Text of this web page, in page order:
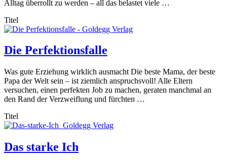
Alltag überrollt zu werden – all das belastet viele …
Titel
Die Perfektionsfalle
Was gute Erziehung wirklich ausmacht Die beste Mama, der beste
Papa der Welt sein – ist ziemlich anspruchsvoll! Alle Eltern
versuchen, einen perfekten Job zu machen, geraten manchmal an
den Rand der Verzweiflung und fürchten …
Titel
Das starke Ich